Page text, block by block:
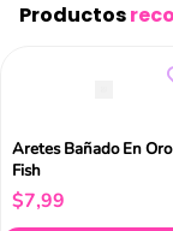
Productos
Aretes Bañado En Oro
Fish
$7,99